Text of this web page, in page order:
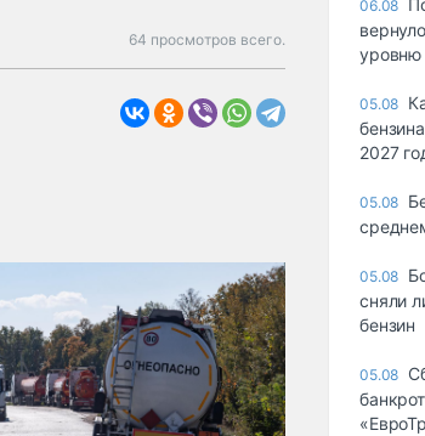
64 просмотров всего.
06.08
уровню
05.08
2027
05.08
05.08
сняли
бензин
05.08